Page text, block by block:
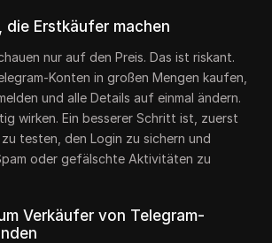
die Erstkäufer machen
nur auf den Preis. Das ist riskant.
Konten in großen Mengen kaufen,
und alle Details auf einmal ändern.
wirken. Ein besserer Schritt ist, zuerst
testen, den Login zu sichern und
oder gefälschte Aktivitäten zu
Verkäufer von Telegram-